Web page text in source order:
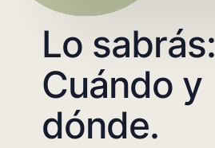
Lo sabrás:
Cuándo y
dónde.